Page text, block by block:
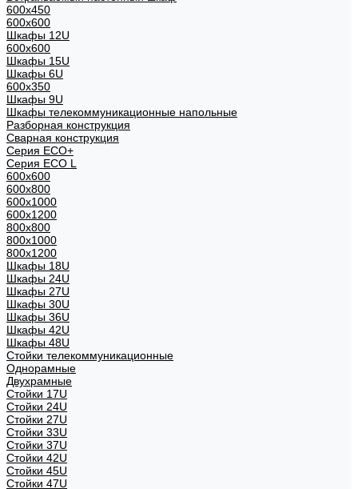
600x450
600x600
Шкафы 12U
600x600
Шкафы 15U
Шкафы 6U
600x350
Шкафы 9U
Шкафы телекоммуникационные напольные
Разборная конструкция
Сварная конструкция
Серия ECO+
Серия ECO L
600x600
600x800
600х1000
600х1200
800x800
800х1000
800х1200
Шкафы 18U
Шкафы 24U
Шкафы 27U
Шкафы 30U
Шкафы 36U
Шкафы 42U
Шкафы 48U
Стойки телекоммуникационные
Однорамные
Двухрамные
Стойки 17U
Стойки 24U
Стойки 27U
Стойки 33U
Стойки 37U
Стойки 42U
Стойки 45U
Стойки 47U